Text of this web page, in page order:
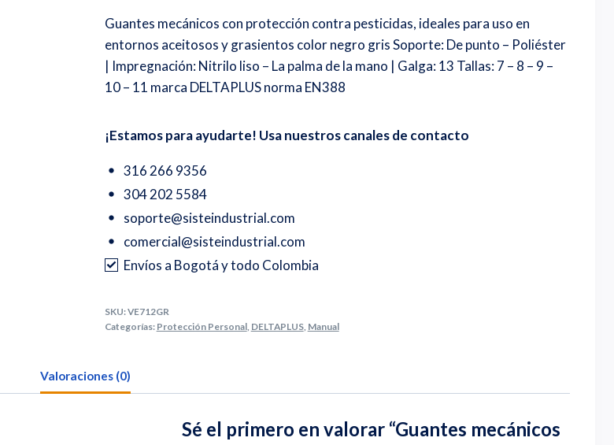
Guantes mecánicos con protección contra pesticidas, ideales para uso en
entornos aceitosos y grasientos color negro gris Soporte: De punto – Poliéster
| Impregnación: Nitrilo liso – La palma de la mano | Galga: 13 Tallas: 7 – 8 – 9 –
10 – 11 marca DELTAPLUS norma EN388
¡Estamos para ayudarte! Usa nuestros canales de contacto
316 266 9356
304 202 5584
soporte@sisteindustrial.com
comercial@sisteindustrial.com
Envíos a Bogotá y todo Colombia
SKU:VE712GR
Categorías: Protección Personal, DELTAPLUS, Manual
Valoraciones (0)
Sé el primero en valorar “Guantes mecánicos